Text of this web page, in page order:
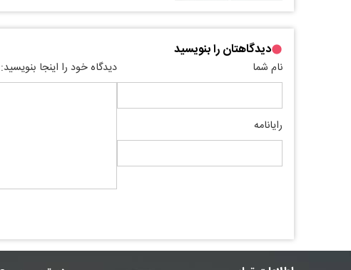
دیدگاهتان را بنویسید
نام شما
رایانامه
دیدگاه خود را اینجا بنویسید: